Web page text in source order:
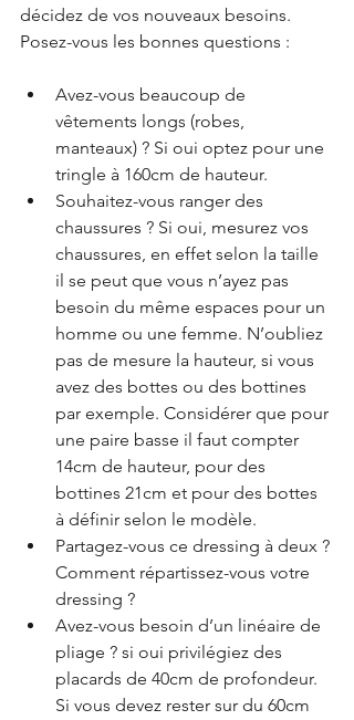
décidez de vos nouveaux besoins.
Posez-vous les bonnes questions :
Avez-vous beaucoup de
vêtements longs (robes,
manteaux) ? Si oui optez pour une
tringle à 160cm de hauteur.
Souhaitez-vous ranger des
chaussures ? Si oui, mesurez vos
chaussures, en effet selon la taille
il se peut que vous n’ayez pas
besoin du même espaces pour un
homme ou une femme. N’oubliez
pas de mesure la hauteur, si vous
avez des bottes ou des bottines
par exemple. Considérer que pour
une paire basse il faut compter
14cm de hauteur, pour des
bottines 21cm et pour des bottes
à définir selon le modèle.
Partagez-vous ce dressing à deux ?
Comment répartissez-vous votre
dressing ?
Avez-vous besoin d’un linéaire de
pliage ? si oui privilégiez des
placards de 40cm de profondeur.
Si vous devez rester sur du 60cm